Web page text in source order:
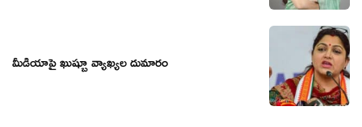
మీడియాపై ఖుష్బూ వ్యాఖ్యల దుమారం